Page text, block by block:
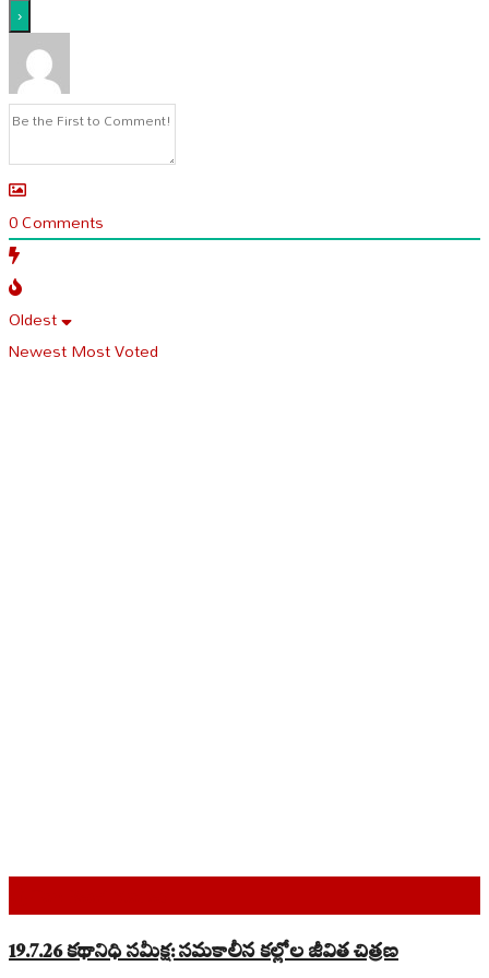
0Comments
Oldest
NewestMost Voted
19.7.26 కథానిధి సమీక్ష: సమకాలీన కల్లోల జీవిత చిత్రణ